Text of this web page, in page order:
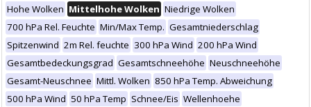
Hohe Wolken Mittelhohe Wolken Niedrige Wolken
700 hPa Rel. Feuchte Min/Max Temp. Gesamtniederschlag
Spitzenwind 2m Rel. feuchte 300 hPa Wind 200 hPa Wind
Gesamtbedeckungsgrad Gesamtschneehöhe Neuschneehöhe
Gesamt-Neuschnee Mittl. Wolken 850 hPa Temp. Abweichung
500 hPa Wind 50 hPa Temp Schnee/Eis Wellenhoehe